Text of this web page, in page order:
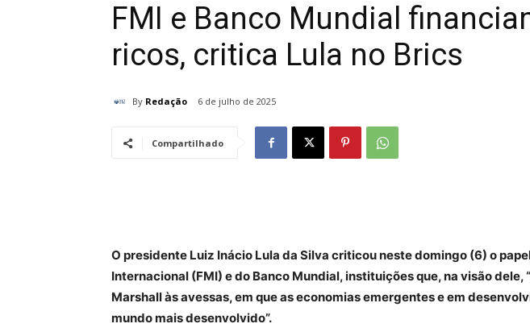
FMI e Banco Mundial
ricos, critica Lula no Brics
By Redação 6 de julho de 2025
Compartilhado
O presidente Luiz Inácio Lula da Silva criticou neste domingo (6) o
Internacional (FMI) e do Banco Mundial, instituições que, na visão dele,
Marshall às avessas, em que as economias emergentes e em
mundo mais desenvolvido”.